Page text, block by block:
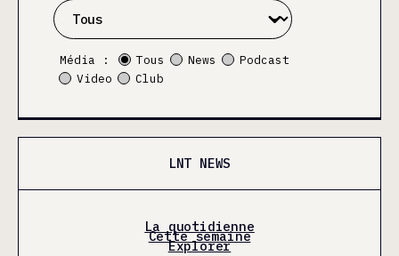
Média : Tous News
Podcast
Video
Club
LNT NEWS
La quotidienne
Cette semaine
Explorer